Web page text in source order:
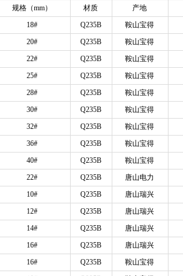
规格（mm） 材质
产地
18# Q235B
鞍山宝得
20# Q235B
鞍山宝得
22# Q235B
鞍山宝得
25# Q235B
鞍山宝得
28# Q235B
鞍山宝得
30# Q235B
鞍山宝得
32# Q235B
鞍山宝得
36# Q235B
鞍山宝得
40# Q235B
鞍山宝得
22# Q235B
唐山电力
10# Q235B
唐山瑞兴
12# Q235B
唐山瑞兴
14# Q235B
唐山瑞兴
16# Q235B
唐山瑞兴
16# Q235B
鞍山宝得